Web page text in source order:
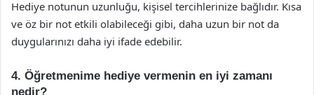
Hediye notunun uzunluğu, kişisel tercihlerinize bağlıdır. Kısa
ve öz bir not etkili olabileceği gibi, daha uzun bir not da
duygularınızı daha iyi ifade edebilir.
4. Öğretmenime hediye vermenin en iyi zamanı
nedir?